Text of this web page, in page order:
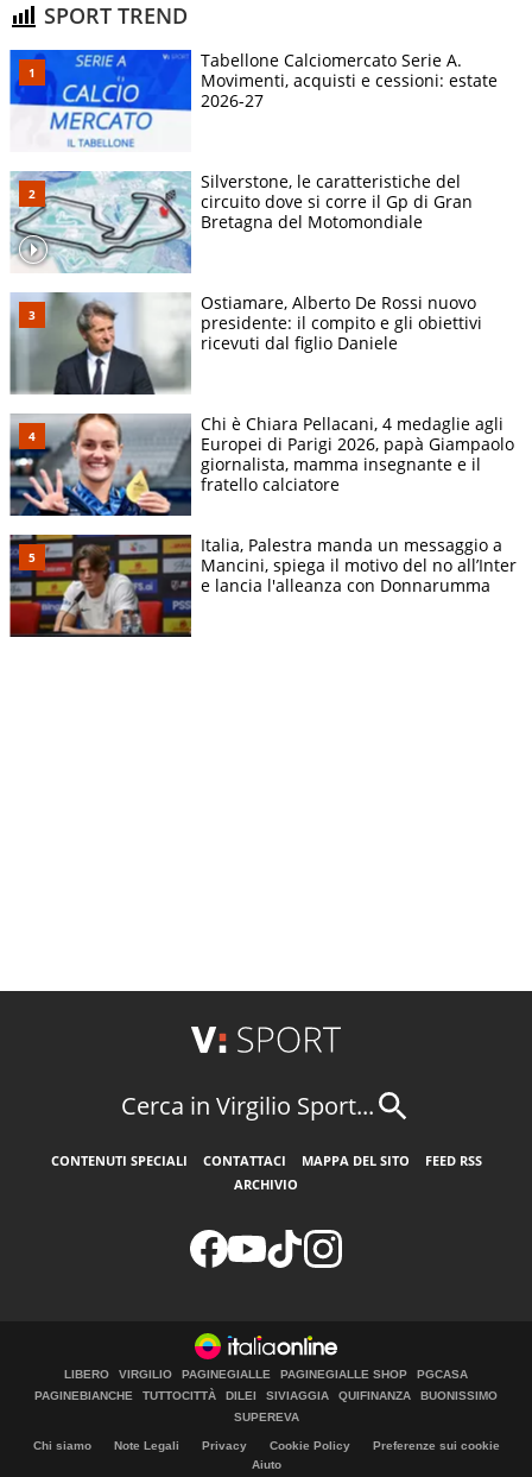
SPORT TREND
Tabellone Calciomercato Serie A.
Movimenti, acquisti e cessioni: estate
2026-27
Silverstone, le caratteristiche del
circuito dove si corre il Gp di Gran
Bretagna del Motomondiale
Ostiamare, Alberto De Rossi nuovo
presidente: il compito e gli obiettivi
ricevuti dal figlio Daniele
Chi è Chiara Pellacani, 4 medaglie agli
Europei di Parigi 2026, papà Giampaolo
giornalista, mamma insegnante e il
fratello calciatore
Italia, Palestra manda un messaggio a
Mancini, spiega il motivo del no all’Inter
e lancia l'alleanza con Donnarumma
Cerca in Virgilio Sport...
CONTENUTI SPECIALI CONTATTACI MAPPA DEL SITO
FEED RSS
ARCHIVIO
LIBERO VIRGILIO PAGINEGIALLE PAGINEGIALLE SHOP
PGCASA
PAGINEBIANCHE
TUTTOCITTÀ DILEI SIVIAGGIA QUIFINANZA
BUONISSIMO
SUPEREVA
Chi siamo Note Legali Privacy Cookie Policy
Preferenze sui cookie
Aiuto